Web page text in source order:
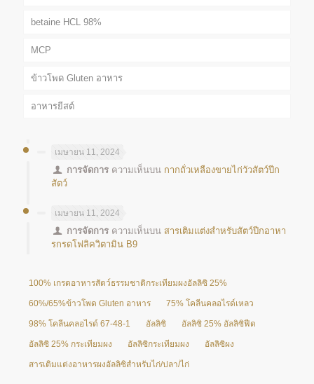
betaine HCL 98%
MCP
ข้าวโพด Gluten อาหาร
อาหารยีสต์
เมษายน 11, 2024
การจัดการ ความเห็นบน กากถั่วเหลืองขายไก่วัวสัตว์ปีก
สัตว์
เมษายน 11, 2024
การจัดการ ความเห็นบน สารเติมแต่งสำหรับสัตว์ปีกอาหา
รกรดโฟลิควิตามิน B9
100% เกรดอาหารสัตว์ธรรมชาติกระเทียมผงอัลลิซิ 25%
60%/65%ข้าวโพด Gluten อาหาร 75% โคลีนคลอไรด์เหลว
98% โคลีนคลอไรด์ 67-48-1 อัลลิซิ อัลลิซิ 25% อัลลิซิฟีด
อัลลิซิ 25% กระเทียมผง อัลลิซิกระเทียมผง อัลลิซิผง
สารเติมแต่งอาหารผงอัลลิซิสำหรับไก่/ปลา/ไก่